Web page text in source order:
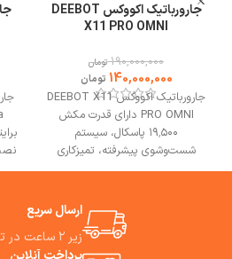
جارورباتیک اکووکس DEEBOT
X11 PRO OMNI
190,000,000 تومان
140,000,000 تومان
جارورباتیک اکووکس DEEBOT X11
PRO OMNI دارای قدرت مکش
۱۹٬۵۰۰ پاسکال، سیستم
شست‌وشوی پیشرفته، تمیزکاری
هدفمند، عبور بدون توقف از موانع
فروشگاه می وان استور.ارسال سریع
زیر ۲ ساعت در تهران